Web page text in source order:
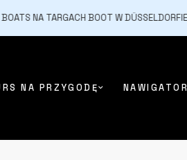
NA TARGACH BOOT W DÜSSELDORFIE
NA PRZYGODĘ NAWIGATOR